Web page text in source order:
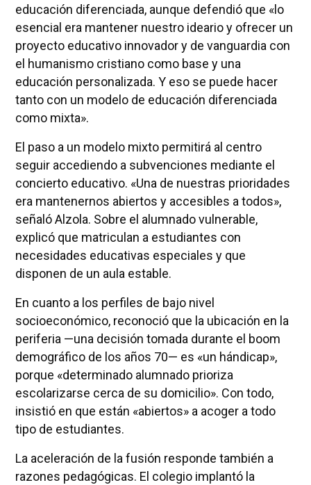
educación diferenciada, aunque defendió que «lo
esencial era mantener nuestro ideario y ofrecer un
proyecto educativo innovador y de vanguardia con
el humanismo cristiano como base y una
educación personalizada. Y eso se puede hacer
tanto con un modelo de educación diferenciada
como mixta».
El paso a un modelo mixto permitirá al centro
seguir accediendo a subvenciones mediante el
concierto educativo. «Una de nuestras prioridades
era mantenernos abiertos y accesibles a todos»,
señaló Alzola. Sobre el alumnado vulnerable,
explicó que matriculan a estudiantes con
necesidades educativas especiales y que
disponen de un aula estable.
En cuanto a los perfiles de bajo nivel
socioeconómico, reconoció que la ubicación en la
periferia —una decisión tomada durante el boom
demográfico de los años 70— es «un hándicap»,
porque «determinado alumnado prioriza
escolarizarse cerca de su domicilio». Con todo,
insistió en que están «abiertos» a acoger a todo
tipo de estudiantes.
La aceleración de la fusión responde también a
razones pedagógicas. El colegio implantó la